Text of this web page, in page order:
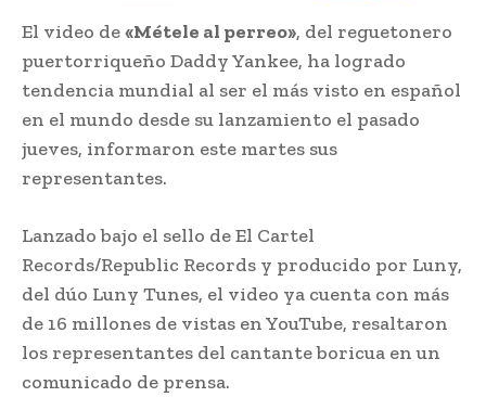
El video de«Métele al perreo», del reguetonero
puertorriqueño Daddy Yankee, ha logrado
tendencia mundial al ser el más visto en español
en el mundo desde su lanzamiento el pasado
jueves, informaron este martes sus
representantes.
Lanzado bajo el sello de El Cartel
Records/Republic Records y producido por Luny,
del dúo Luny Tunes, el video ya cuenta con más
de 16 millones de vistas en YouTube, resaltaron
los representantes del cantante boricua en un
comunicado de prensa.